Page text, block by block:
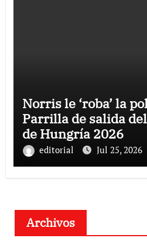
Norris le ‘roba’ la
Parrilla de salida
de Hungría 2026
editorial Jul 25, 2026
Archivos